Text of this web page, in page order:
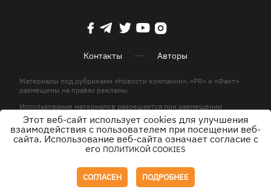
Контакты Авторы
Материалы под рубриками «Новости компании», «PR» и «Факт»
размещены на правах рекламы
Использование материалов разрешается при размещении
активной гиперссылки на KP.UA в первом абзаце.
© ООО «ЮЛАВ МЕДИА»,2026. Все права защищены.
Этот веб-сайт использует cookies для улучшения
взаимодействия с пользователем при посещении веб-
сайта. Использование веб-сайта означает согласие с
его ПОЛИТИКОЙ COOKIES
СОГЛАСЕН ПОДРОБНЕЕ